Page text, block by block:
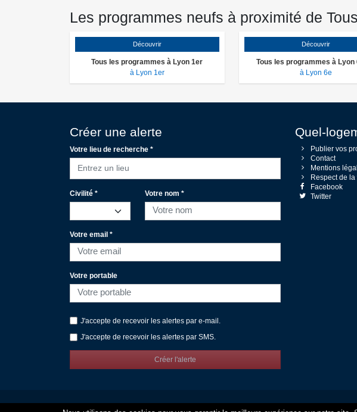
Les programmes neufs à proximité de
Découvrir
Tous les programmes à Lyon 1er
à Lyon 1er
Découvrir
Tous les programmes à Lyon
à Lyon 6e
Créer une alerte
Votre lieu de recherche *
Entrez un lieu
Civilité * Votre nom *
Votre email *
Votre portable
J'accepte de recevoir les alertes par e-mail.
J'accepte de recevoir les alertes par SMS.
Créer l'alerte
Quel-
Publier vos
Contact
Mentions
Respect de
Facebook
Twitter